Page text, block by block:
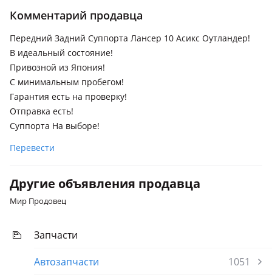
2005 - 2009 2 поколение (CWxW), 2014 - 2016 3 поколение
рестайлинг (GGxW/GFxW/ZJ/ZL/ZK), 2015 - 2018 3 поколение
[2-й рестайлинг] (GGxW/GFxW/ZJ/ZL/ZK), 2009 - 2013 2
поколение рестайлинг (CWxW), 2012 - 2014 3 поколение
(GGxW/GFxW/ZJ/ZL/ZK)
Комментарий продавца
Передний Задний Суппорта Лансер 10 Асикс Оутландер!
В идеальный состояние!
Привозной из Япония!
С минимальным пробегом!
Гарантия есть на проверку!
Отправка есть!
Суппорта На выборе!
Перевести
Другие объявления продавца
Мир Продовец
Запчасти
Автозапчасти
1051